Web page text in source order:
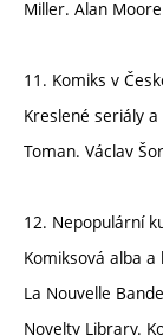
Miller. Alan
11. Komiks v
Kreslené seriály
Toman. Václav
12. Nepopulární
Komiksová alba a
La Nouvelle
Novelty Library.